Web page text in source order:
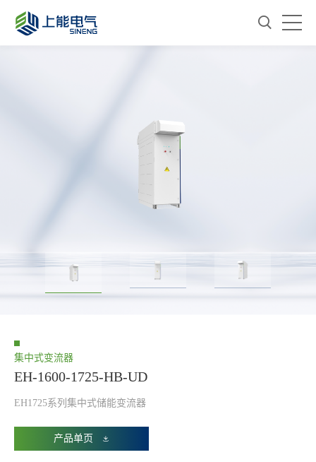
集中式变流器
EH-1600-1725-HB-UD
EH1725系列集中式储能变流器
产品单页